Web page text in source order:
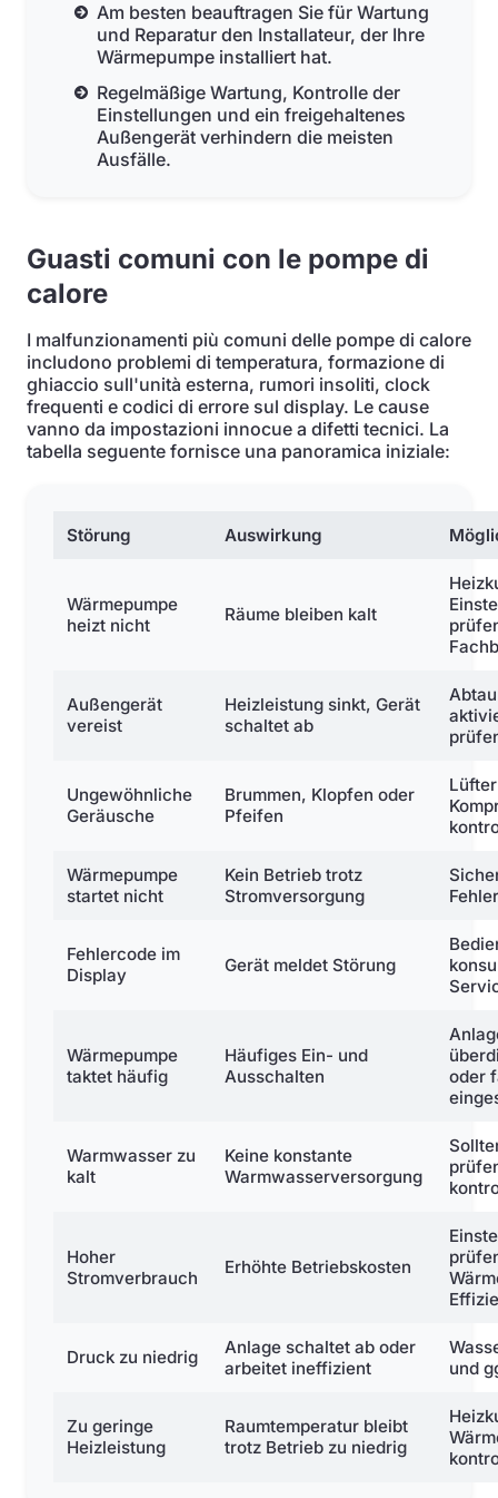
Am besten beauftragen Sie für Wartung
und Reparatur den Installateur, der Ihre
Wärmepumpe installiert hat.
Regelmäßige Wartung, Kontrolle der
Einstellungen und ein freigehaltenes
Außengerät verhindern die meisten
Ausfälle.
Guasti comuni con le pompe di
calore
I malfunzionamenti più comuni delle pompe di calore
includono problemi di temperatura, formazione di
ghiaccio sull'unità esterna, rumori insoliti, clock
frequenti e codici di errore sul display. Le cause
vanno da impostazioni innocue a difetti tecnici. La
tabella seguente fornisce una panoramica iniziale:
Störung Auswirkung
Wärmepumpe
heizt nicht
Räume bleiben kalt
Außengerät
vereist
Heizleistung sinkt, Gerät
schaltet ab
Ungewöhnliche
Geräusche
Brummen, Klopfen oder
Pfeifen
Wärmepumpe
startet nicht
Kein Betrieb trotz
Stromversorgung
Fehlercode im
Display
Gerät meldet Störung
Wärmepumpe
taktet häufig
Häufiges Ein- und
Ausschalten
oder
Warmwasser zu
kalt
Keine konstante
Warmwasserversorgung
Hoher
Stromverbrauch
Erhöhte Betriebskosten
Druck zu niedrig
Anlage schaltet ab oder
arbeitet ineffizient
und
Zu geringe
Heizleistung
Raumtemperatur bleibt
trotz Betrieb zu niedrig